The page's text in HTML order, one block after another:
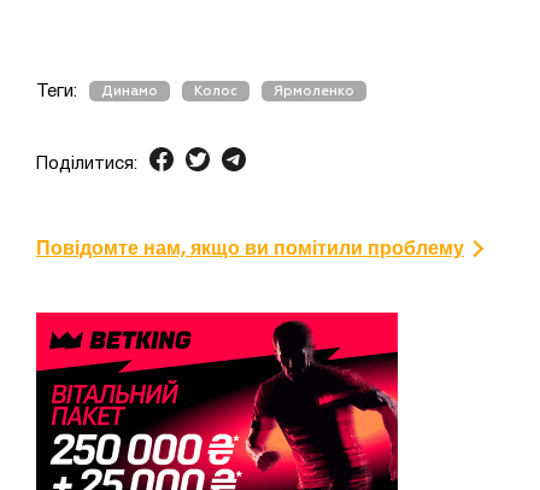
Теги: Динамо Колос Ярмоленко
Поділитися:
Повідомте нам, якщо ви помітили проблему